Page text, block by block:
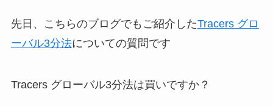
先日、こちらのブログでもご紹介したTracers グロ
ーバル3分法についての質問です
Tracers グローバル3分法は買いですか？